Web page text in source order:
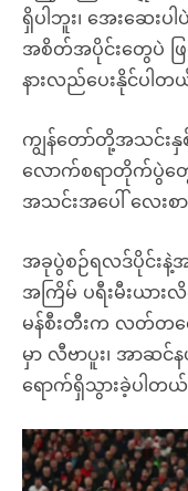
ရှိပါဘူး၊ အေးဆေး
အစိတ်အပိုင်းတွေပဲ ဖ
နားလည်ပေးနိုင်ပါတ
ကျွန်တော်တို့အသင်းနှ
လောက်စရာတိုက်ပွဲတွေ
အသင်းအပေါ် လေးစ
အခုပွဲစဉ်ရလဒ်ပိုင်းနဲ့
အကြိမ် ပရီးမီးယာ
မန်စီးတီးက လတ်တလ
မှာ လီဗာပူး၊ အာဆ
ရောက်ရှိသွားခဲ့ပါတယ်